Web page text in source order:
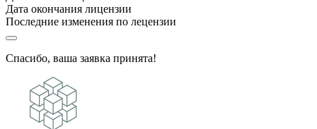
Дата окончания лицензии
Последние изменения по лецензии
Спасибо, ваша заявка принята!